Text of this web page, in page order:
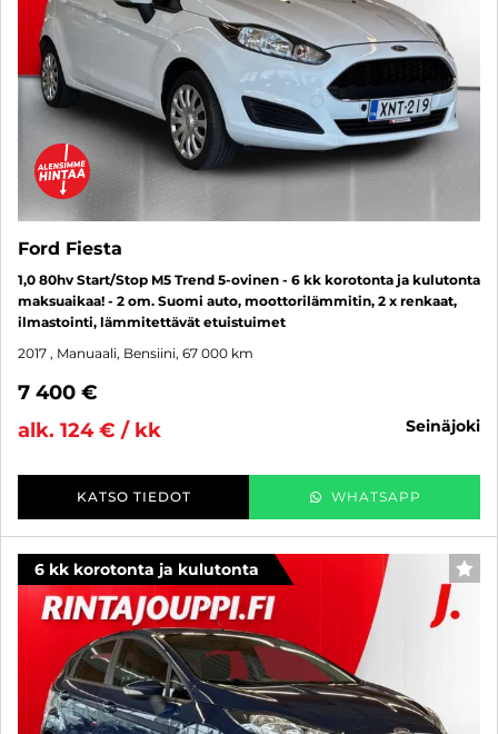
Ford Fiesta
1,0 80hv Start/Stop M5 Trend 5-ovinen - 6 kk korotonta ja kulutonta
maksuaikaa! - 2 om. Suomi auto, moottorilämmitin, 2 x renkaat,
ilmastointi, lämmitettävät etuistuimet
2017 , Manuaali, Bensiini, 67 000 km
7 400 €
alk. 124 € / kk
seinäjoki
KATSO TIEDOT WHATSAPP
6 kk korotonta ja kulutonta